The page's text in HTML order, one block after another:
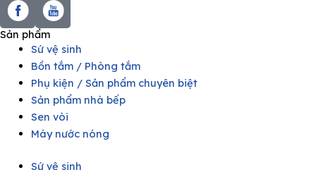
Sản phẩm
Sứ vệ sinh
Bồn tắm / Phòng tắm
Phụ kiện / Sản phẩm chuyên biệt
Sản phẩm nhà bếp
Sen vòi
Máy nước nóng
Sứ vệ sinh